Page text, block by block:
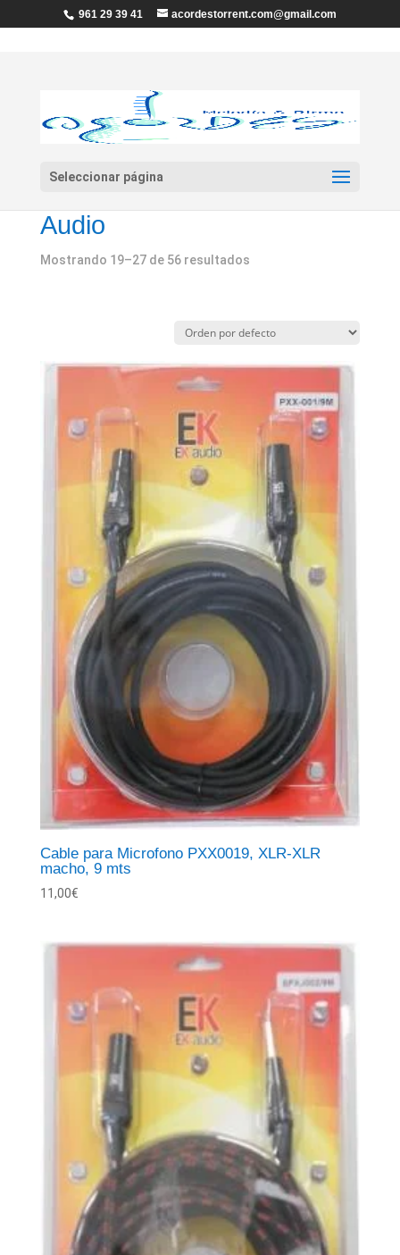
961 29 39 41 acordestorrent.com@gmail.com
Seleccionar página
Inicio/Audio / Página 3
Audio
Mostrando 19–27 de 56 resultados
Cable para Microfono PXX0019, XLR-XLR
macho, 9 mts
11,00€